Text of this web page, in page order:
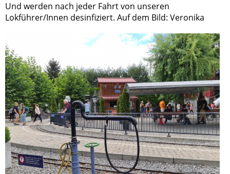
Und werden nach jeder Fahrt von unseren
Lokführer/Innen desinfiziert. Auf dem Bild: Veronika